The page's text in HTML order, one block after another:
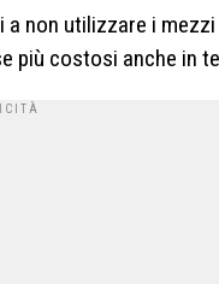
non utilizzare i
più costosi anche in